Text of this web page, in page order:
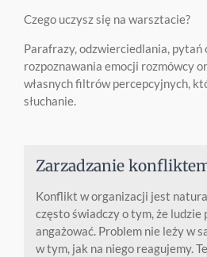
Czego uczysz się na warsztacie?
Parafrazy, odzwierciedlania,
rozpoznawania emocji rozmówcy
własnych filtrów percepcyjnych,
słuchanie.
Zarzadzanie
Konflikt w organizacji jest
często świadczy o tym, że ludzie
angażować. Problem nie leży w
w tym, jak na niego reagujemy.